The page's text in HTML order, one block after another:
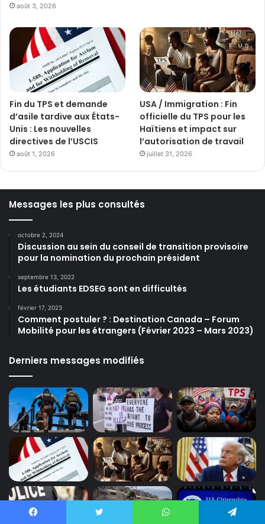
août 3, 2026
Fin du TPS et demande
d’asile tardive aux États-
Unis : Les nouvelles
directives de l’USCIS
août 1, 2026
USA / Immigration : Fin
officielle du TPS pour les
Haïtiens et impact sur
l’autorisation de travail
juillet 31, 2026
Messages les plus consultés
octobre 2, 2024
Discussion au sein du conseil de transition provisoire
pour la nomination du prochain président
septembre 13, 2022
Les étudiants EDSEG sont en difficultés
février 17, 2023
Comment postuler ? : Destination Canada – Forum
Mobilité pour les étrangers (Février 2023 – Mars 2023)
Derniers messages modifiés